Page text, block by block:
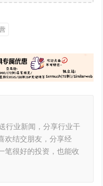
行业新闻，分享行业干
欢结交朋友，分享经
笔很好的投资，也能收